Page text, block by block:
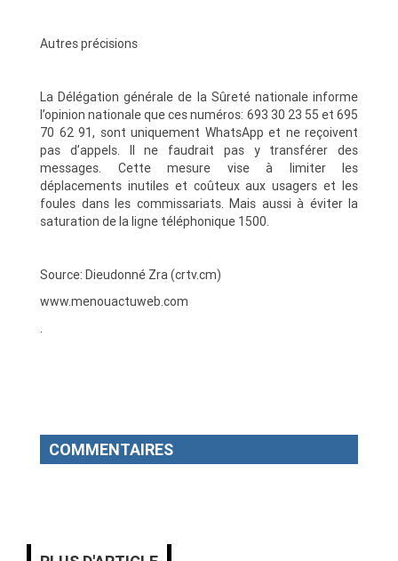
Autres précisions
La Délégation générale de la Sûreté nationale informe
l’opinion nationale que ces numéros: 693 30 23 55 et 695
70 62 91, sont uniquement WhatsApp et ne reçoivent
pas d’appels. Il ne faudrait pas y transférer des
messages. Cette mesure vise à limiter les
déplacements inutiles et coûteux aux usagers et les
foules dans les commissariats. Mais aussi à éviter la
saturation de la ligne téléphonique 1500.
Source: Dieudonné Zra (crtv.cm)
www.menouactuweb.com
.
COMMENTAIRES